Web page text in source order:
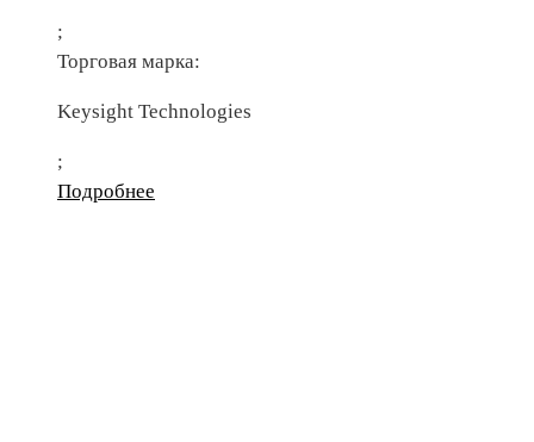
;
Торговая марка:
Keysight Technologies
;
Подробнее